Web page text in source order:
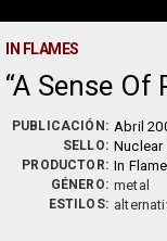
IN FLAMES
A Sense Of
PUBLICACIÓN: Abril
SELLO: Nuclear
PRODUCTOR: In
GÉNERO: metal
ESTILOS: